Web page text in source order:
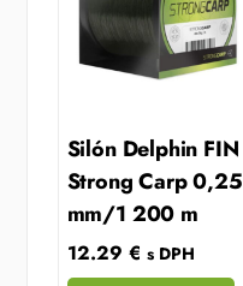
Silón Delphin FIN
Strong Carp 0,25
mm/1 200 m
12.29 € s DPH